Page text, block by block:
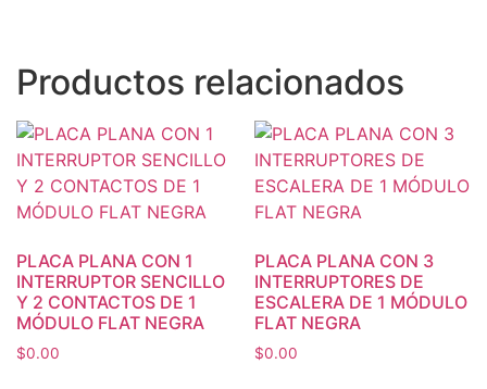
Productos relacionados
PLACA PLANA CON 1
INTERRUPTOR SENCILLO
Y 2 CONTACTOS DE 1
MÓDULO FLAT NEGRA
$0.00
PLACA PLANA CON 3
INTERRUPTORES DE
ESCALERA DE 1 MÓDULO
FLAT NEGRA
$0.00